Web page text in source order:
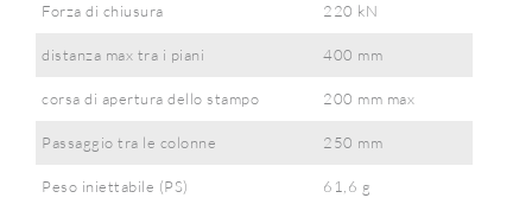
Forza di chiusura 220 kN
distanza max tra i piani 400 mm
corsa di apertura dello stampo 200 mm max
Passaggio tra le colonne 250 mm
Peso iniettabile (PS) 61,6 g